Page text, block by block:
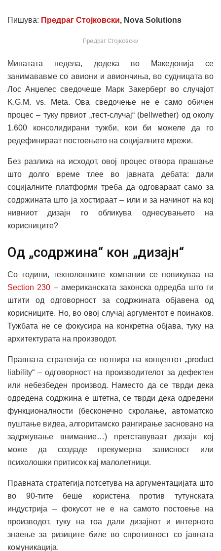
Пишува: Предраг Стојковски, Nova Solutions
Предраг Стојковски
Минатата недела, додека во Македонија се
занимававме со авиони и авиончиња, во судницата во
Лос Анџелес сведочеше Марк Закерберг во случајот
K.G.M. vs. Meta. Ова сведочење не е само обичен
процес – туку првиот „тест-случај“ (bellwether) од околу
1.600 консолидирани тужби, кои би можеле да го
редефинираат постоењето на социјалните мрежи.
Без разлика на исходот, овој процес отвора прашање
што долго време тлее во јавната дебата: дали
социјалните платформи треба да одговараат само за
содржината што ја хостираат – или и за начинот на кој
нивниот дизајн го обликува однесувањето на
корисниците?
Од „содржина“ кон „дизајн“
Со години, технолошките компании се повикуваа на
Section 230 – американската законска одредба што ги
штити од одговорност за содржината објавена од
корисниците. Но, во овој случај аргументот е поинаков.
Тужбата не се фокусира на конкретна објава, туку на
архитектурата на производот.
Правната стратегија се потпира на концептот „product
liability“ – одговорност на производителот за дефектен
или небезбеден производ. Наместо да се тврди дека
одредена содржина е штетна, се тврди дека одредени
функционалности (бесконечно скролање, автоматско
пуштање видеа, алгоритамско рангирање засновано на
задржување внимание…) претставуваат дизајн кој
може да создаде прекумерна зависност или
психолошки притисок кај малолетници.
Правната стратегија потсетува на аргументацијата што
во 90-тите беше користена против тутунската
индустрија – фокусот не е на самото постоење на
производот, туку на тоа дали дизајнот и интерното
знаење за ризиците биле во спротивност со јавната
комуникација.